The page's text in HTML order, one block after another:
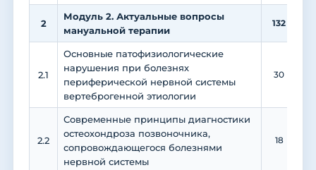
2
Модуль 2. Актуальные вопросы
мануальной терапии
132
2.1
Основные патофизиологические
нарушения при болезнях
периферической нервной системы
вертеброгенной этиологии
30
2.2
Современные принципы диагностики
остеохондроза позвоночника,
сопровождающегося болезнями
нервной системы
18